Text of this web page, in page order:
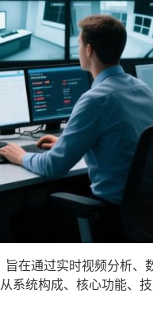
在通过实时视频分析、
系统构成、核心功能、